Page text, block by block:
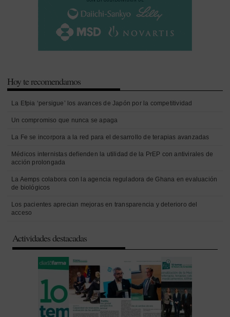
Hoy te recomendamos
La Efpia ‘persigue’ los avances de Japón por la competitividad
Un compromiso que nunca se apaga
La Fe se incorpora a la red para el desarrollo de terapias avanzadas
Médicos internistas defienden la utilidad de la PrEP con antivirales de
acción prolongada
La Aemps colabora con la agencia reguladora de Ghana en evaluación
de biológicos
Los pacientes aprecian mejoras en transparencia y deterioro del
acceso
Actividades destacadas